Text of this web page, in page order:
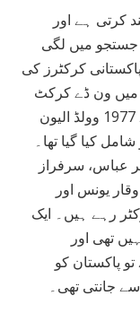
جستجو میں لگی
کرکٹرز کی
میں ون ڈے کرکٹ
شروع ہوئی اور آسٹریلیا میں کیری پیکر نے 1977 وولڈ الیون
کیا گیا تھا۔
عباس، سرفراز
یونس اور
رہے ہیں۔ ایک
تھی اور
پاکستان کو
جانتی تھی۔